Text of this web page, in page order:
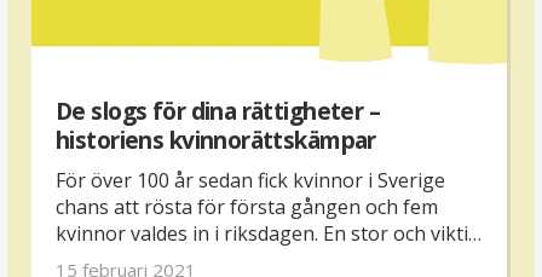
De slogs för dina rättigheter –
historiens kvinnorättskämpar
För över 100 år sedan fick kvinnor i Sverige
chans att rösta för första gången och fem
kvinnor valdes in i riksdagen. En stor och viktig
seger för demokrati och jämställdhet i Sverige,
15 februari 2021